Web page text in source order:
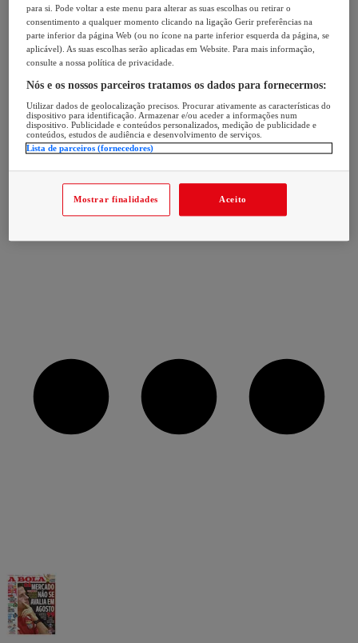
para si. Pode voltar a este menu para alterar as suas escolhas ou retirar o
consentimento a qualquer momento clicando na ligação Gerir preferências na
parte inferior da página Web (ou no ícone na parte inferior esquerda da página, se
aplicável). As suas escolhas serão aplicadas em Website. Para mais informação,
consulte a nossa política de privacidade.
Nós e os nossos parceiros tratamos os dados para fornecermos:
Utilizar dados de geolocalização precisos. Procurar ativamente as características do
dispositivo para identificação. Armazenar e/ou aceder a informações num
dispositivo. Publicidade e conteúdos personalizados, medição de publicidade e
conteúdos, estudos de audiência e desenvolvimento de serviços.
Lista de parceiros (fornecedores)
Mostrar finalidades Aceito